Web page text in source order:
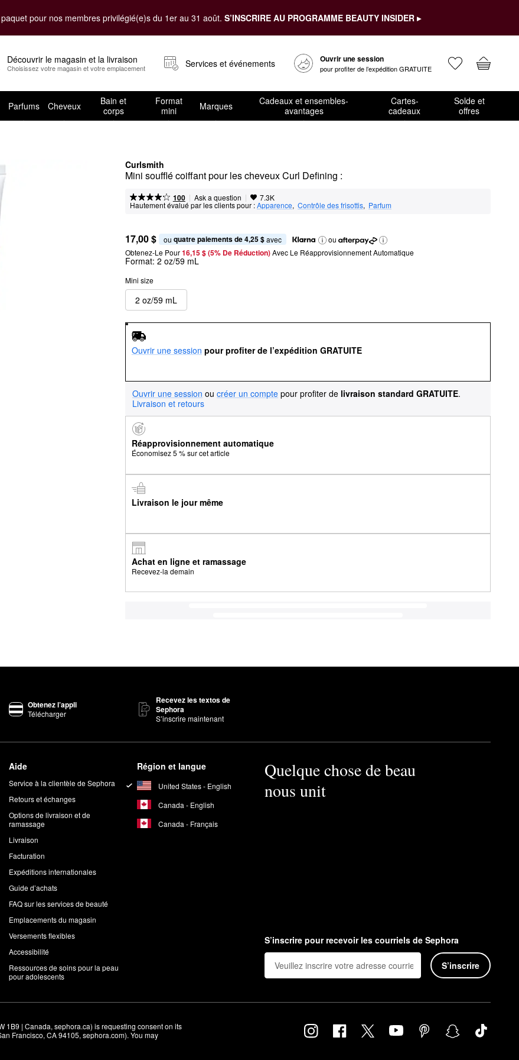
pour nos membres privilégié(e)s du 1er au 31 août. S’INSCRIRE AU PROGRAMME BEAUTY INSIDER ▸
Découvrir le magasin et la livraison
Choisissez votre magasin et votre emplacement Services et événements Ouvrir une session
pour profiter de l’expédition GRATUITE
Parfums Cheveux
Bain et
corps
Format
mini
Marques
Cadeaux et ensembles-
avantages
Cartes-
cadeaux
Solde et
offres
Curlsmith
Mini soufflé coiffant pour les cheveux Curl Defining :
100 | Ask a question | 7.3K
Hautement évalué par les clients pour :Apparence, Contrôle des frisottis, Parfum
17,00 $ ou quatre paiements de 4,25 $ avec
ou
Obtenez-Le Pour16,15 $ (5% De Réduction) Avec Le Réapprovisionnement Automatique
Format: 2 oz/59 mL
Mini size
2 oz/59 mL
Ouvrir une session pour profiter de l’expédition GRATUITE
Ouvrir une session ou créer un compte pour profiter de livraison standard GRATUITE.
Livraison et retours
Réapprovisionnement automatique
Économisez 5 % sur cet article
Livraison le jour même
Achat en ligne et ramassage
Recevez-la demain
Obtenez l’appli
Télécharger
Recevez les textos de
Sephora
S’inscrire maintenant
Aide
Service à la clientèle de Sephora
Retours et échanges
Options de livraison et de
ramassage
Livraison
Facturation
Expéditions internationales
Guide d’achats
FAQ sur les services de beauté
Emplacements du magasin
Versements flexibles
Accessibilité
Ressources de soins pour la peau
pour adolescents
Région et langue
United States - English
Canada - English
Canada - Français
Quelque chose de beau
nous unit
S’inscrire pour recevoir les courriels de Sephora
S’inscrire
1B9 | Canada, sephora.ca) is requesting consent on its
Francisco, CA 94105, sephora.com). You may